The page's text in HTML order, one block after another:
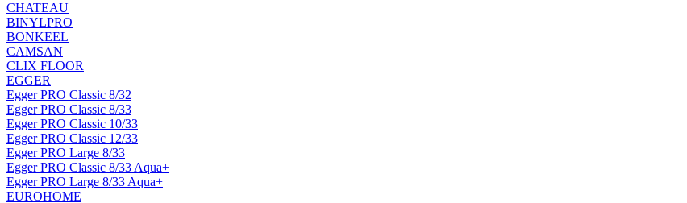
CHATEAU
BINYLPRO
BONKEEL
CAMSAN
CLIX FLOOR
EGGER
Egger PRO Classic 8/32
Egger PRO Classic 8/33
Egger PRO Classic 10/33
Egger PRO Classic 12/33
Egger PRO Large 8/33
Egger PRO Classic 8/33 Aqua+
Egger PRO Large 8/33 Aqua+
EUROHOME